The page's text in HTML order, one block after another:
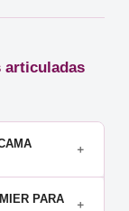
articuladas
＋
pies de forma
PARA
＋